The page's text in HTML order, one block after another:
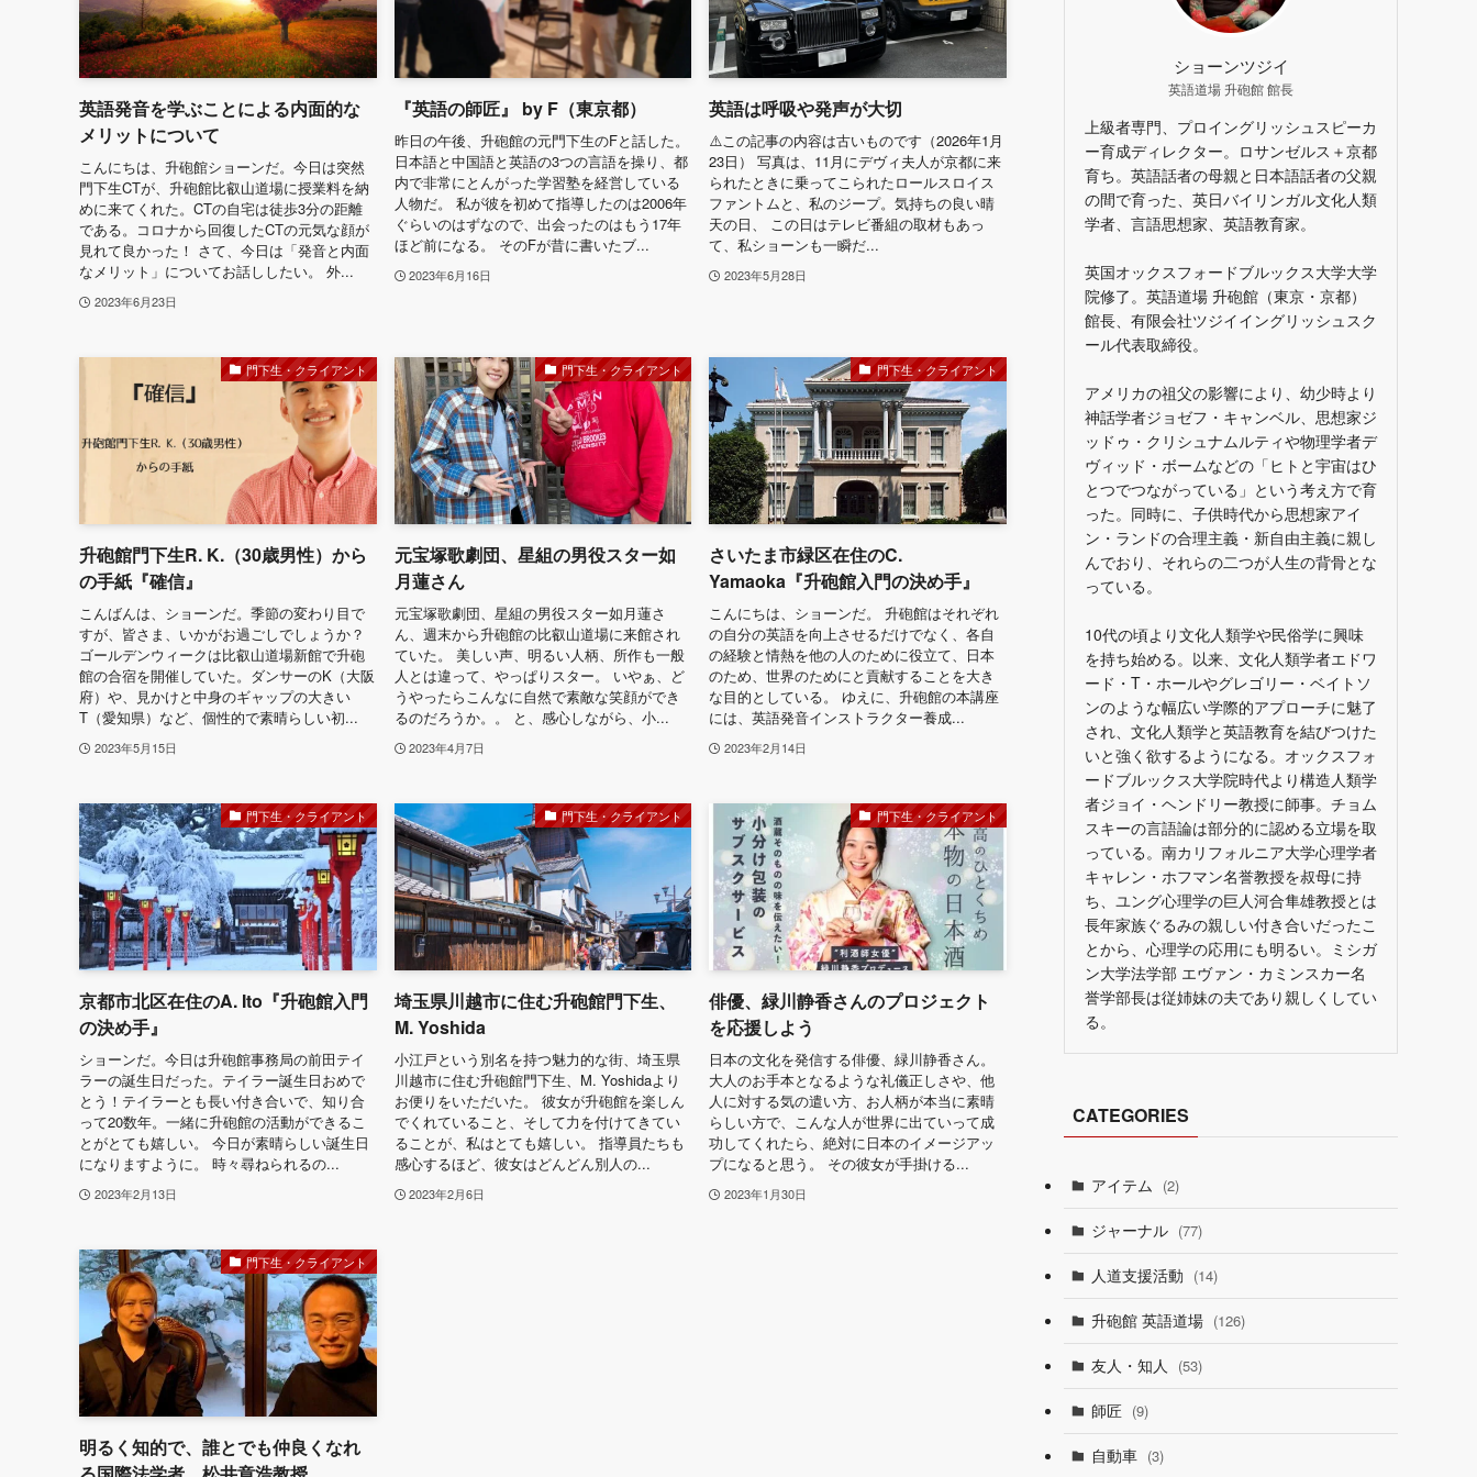
英語発音を学ぶことによる内面的な
メリットについて
こんにちは、升砲館ショーンだ。今日は突然
門下生CTが、升砲館比叡山道場に授業料を納
めに来てくれた。CTの自宅は徒歩3分の距離
である。コロナから回復したCTの元気な顔が
見れて良かった！ さて、今日は「発音と内面
なメリット」についてお話ししたい。 外...
2023年6月23日
『英語の師匠』 by F（東京都）
昨日の午後、升砲館の元門下生のFと話した。
日本語と中国語と英語の3つの言語を操り、都
内で非常にとんがった学習塾を経営している
人物だ。 私が彼を初めて指導したのは2006年
ぐらいのはずなので、出会ったのはもう17年
ほど前になる。 そのFが昔に書いたブ...
2023年6月16日
英語は呼吸や発声が大切
⚠️この記事の内容は古いものです（2026年1月
23日） 写真は、11月にデヴィ夫人が京都に来
られたときに乗ってこられたロールスロイス
ファントムと、私のジープ。気持ちの良い晴
天の日、 この日はテレビ番組の取材もあっ
て、私ショーンも一瞬だ...
2023年5月28日
門下生・クライアント
升砲館門下生R. K.（30歳男性）から
の手紙『確信』
こんばんは、ショーンだ。季節の変わり目で
すが、皆さま、いかがお過ごしでしょうか？
ゴールデンウィークは比叡山道場新館で升砲
館の合宿を開催していた。ダンサーのK（大阪
府）や、見かけと中身のギャップの大きい
T（愛知県）など、個性的で素晴らしい初...
2023年5月15日
門下生・クライアント
元宝塚歌劇団、星組の男役スター如
月蓮さん
元宝塚歌劇団、星組の男役スター如月蓮さ
ん、週末から升砲館の比叡山道場に来館され
ていた。 美しい声、明るい人柄、所作も一般
人とは違って、やっぱりスター。 いやぁ、ど
うやったらこんなに自然で素敵な笑顔ができ
るのだろうか。。 と、感心しながら、小...
2023年4月7日
門下生・クライアント
さいたま市緑区在住のC.
Yamaoka『升砲館入門の決め手』
こんにちは、ショーンだ。 升砲館はそれぞれ
の自分の英語を向上させるだけでなく、各自
の経験と情熱を他の人のために役立て、日本
のため、世界のためにと貢献することを大き
な目的としている。 ゆえに、升砲館の本講座
には、英語発音インストラクター養成...
2023年2月14日
門下生・クライアント
京都市北区在住のA. Ito『升砲館入門
の決め手』
ショーンだ。今日は升砲館事務局の前田テイ
ラーの誕生日だった。テイラー誕生日おめで
とう！テイラーとも長い付き合いで、知り合
って20数年。一緒に升砲館の活動ができるこ
とがとても嬉しい。 今日が素晴らしい誕生日
になりますように。 時々尋ねられるの...
2023年2月13日
門下生・クライアント
埼玉県川越市に住む升砲館門下生、
M. Yoshida
小江戸という別名を持つ魅力的な街、埼玉県
川越市に住む升砲館門下生、M. Yoshidaより
お便りをいただいた。 彼女が升砲館を楽しん
でくれていること、そして力を付けてきてい
ることが、私はとても嬉しい。 指導員たちも
感心するほど、彼女はどんどん別人の...
2023年2月6日
門下生・クライアント
俳優、緑川静香さんのプロジェクト
を応援しよう
日本の文化を発信する俳優、緑川静香さん。
大人のお手本となるような礼儀正しさや、他
人に対する気の遣い方、お人柄が本当に素晴
らしい方で、こんな人が世界に出ていって成
功してくれたら、絶対に日本のイメージアッ
プになると思う。 その彼女が手掛ける...
2023年1月30日
門下生・クライアント
明るく知的で、誰とでも仲良くなれ
ショーンツジイ
英語道場 升砲館 館長
上級者専門、プロイングリッシュスピーカ
ー育成ディレクター。ロサンゼルス＋京都
育ち。英語話者の母親と日本語話者の父親
の間で育った、英日バイリンガル文化人類
学者、言語思想家、英語教育家。
英国オックスフォードブルックス大学大学
院修了。英語道場 升砲館（東京・京都）
館長、有限会社ツジイイングリッシュスク
ール代表取締役。
アメリカの祖父の影響により、幼少時より
神話学者ジョゼフ・キャンベル、思想家ジ
ッドゥ・クリシュナムルティや物理学者デ
ヴィッド・ボームなどの「ヒトと宇宙はひ
とつでつながっている」という考え方で育
った。同時に、子供時代から思想家アイ
ン・ランドの合理主義・新自由主義に親し
んでおり、それらの二つが人生の背骨とな
っている。
10代の頃より文化人類学や民俗学に興味
を持ち始める。以来、文化人類学者エドワ
ード・T・ホールやグレゴリー・ベイトソ
ンのような幅広い学際的アプローチに魅了
され、文化人類学と英語教育を結びつけた
いと強く欲するようになる。オックスフォ
ードブルックス大学院時代より構造人類学
者ジョイ・ヘンドリー教授に師事。チョム
スキーの言語論は部分的に認める立場を取
っている。南カリフォルニア大学心理学者
キャレン・ホフマン名誉教授を叔母に持
ち、ユング心理学の巨人河合隼雄教授とは
長年家族ぐるみの親しい付き合いだったこ
とから、心理学の応用にも明るい。ミシガ
ン大学法学部 エヴァン・カミンスカー名
誉学部長は従姉妹の夫であり親しくしてい
る。
CATEGORIES
アイテム (2)
ジャーナル (77)
人道支援活動 (14)
升砲館 英語道場 (126)
友人・知人 (53)
師匠 (9)
自動車 (3)